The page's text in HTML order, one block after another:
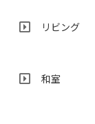
リビング
和室